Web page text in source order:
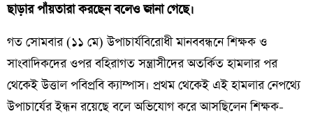
ছাড়ার পাঁয়তারা করছেন বলেও জানা গেছে।
​গত সোমবার (১১ মে) উপাচার্যবিরোধী মানববন্ধনে শিক্ষক ও
সাংবাদিকদের ওপর বহিরাগত সন্ত্রাসীদের অতর্কিত হামলার পর
থেকেই উত্তাল পবিপ্রবি ক্যাম্পাস। প্রথম থেকেই এই হামলার নেপথ্যে
উপাচার্যের ইন্ধন রয়েছে বলে অভিযোগ করে আসছিলেন শিক্ষক-